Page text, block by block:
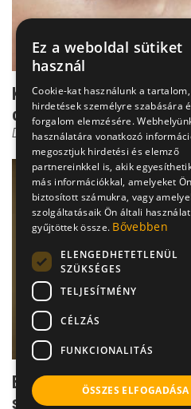
Kínok katasztrófa után -
okozhat a posztt...
Dr. Ormay István
Baleset után - így
stressz
Ez a weboldal sütiket
használ
Cookie-kat használunk a tartalom,
hirdetések személyre szabására
forgalom elemzésére.
használatára vonatkozó
megosztjuk hirdetési és elemző
partnereinkkel is, akik
más információkkal, amelyeket Ön
biztosított számukra, vagy
szolgáltatásaik Ön általi
gyűjtöttek össze. Bővebben
ELENGEDHETETLENÜL
SZÜKSÉGES
TELJESÍTMÉNY
CÉLZÁS
FUNKCIONALITÁS
ÖSSZES ELFOGADÁSA